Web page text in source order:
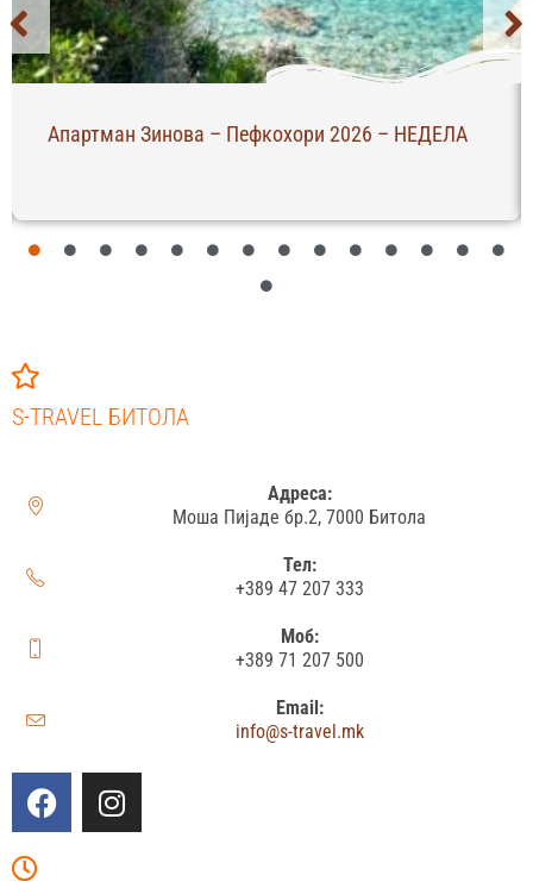
Апартман Зинова – Пефкохори 2026 – НЕДЕЛА
S-TRAVEL БИТОЛА
Адреса:
Моша Пијаде бр.2, 7000 Битола
Тел:
+389 47 207 333
Моб:
+389 71 207 500
Email:
info@s-travel.mk